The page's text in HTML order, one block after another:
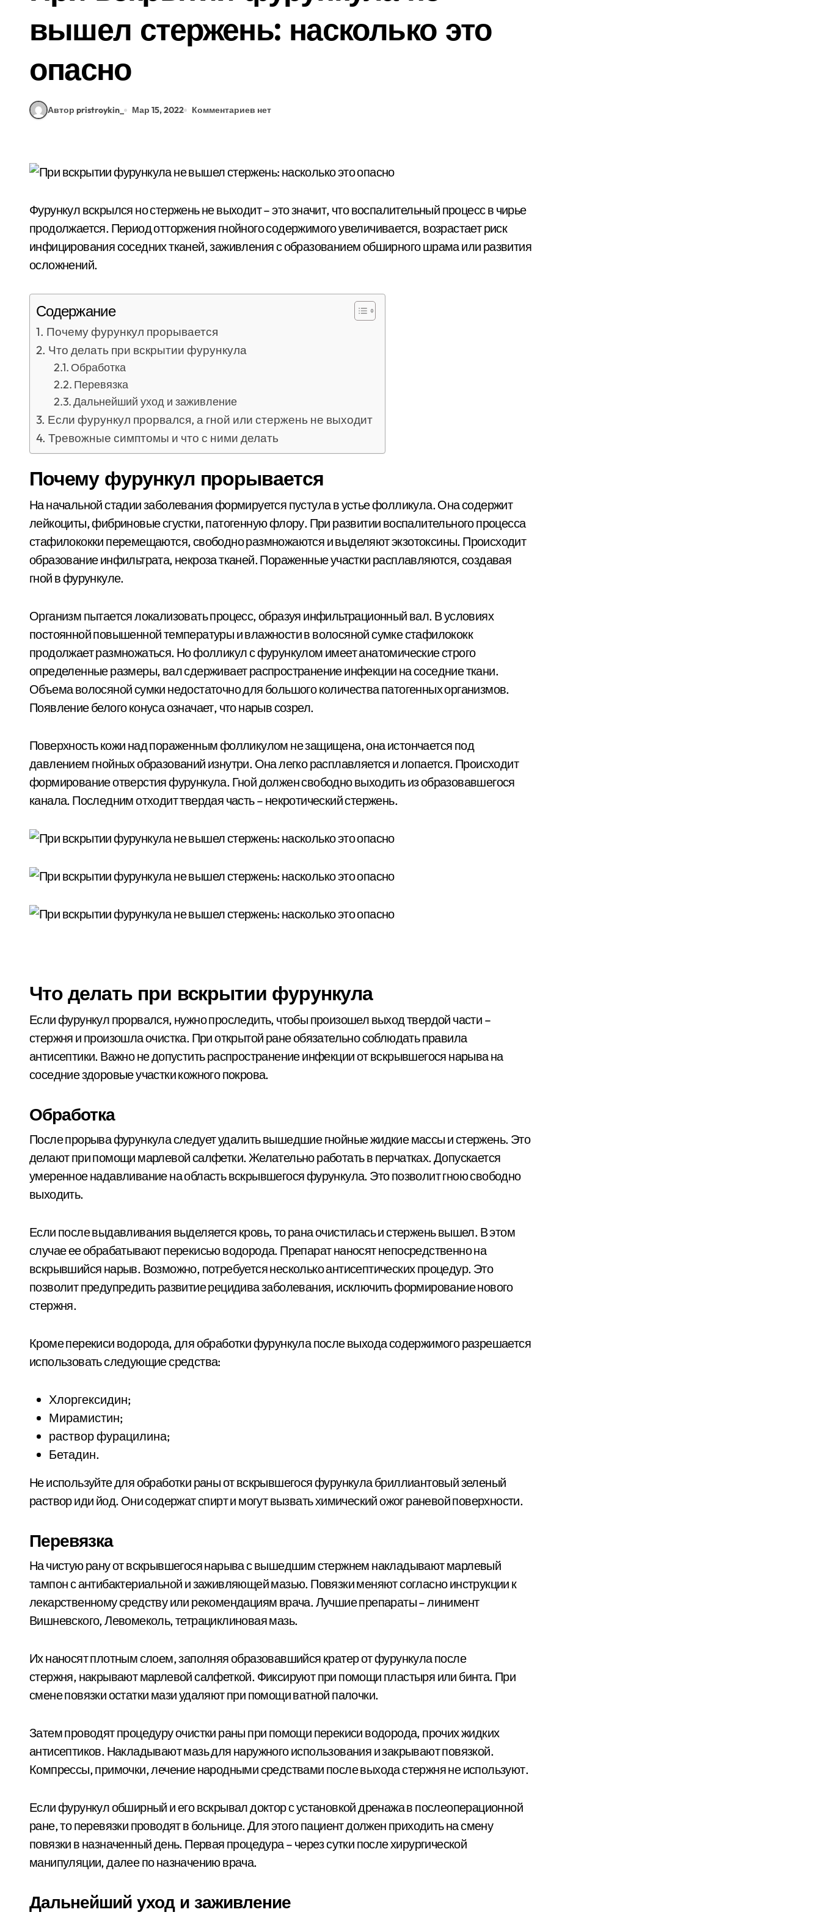
вышел стержень: насколько это
опасно
Автор pristroykin_ Мар 15, 2022 Комментариев нет
Фурункул вскрылся но стержень не выходит – это значит, что воспалительный процесс в чирье
продолжается. Период отторжения гнойного содержимого увеличивается, возрастает риск
инфицирования соседних тканей, заживления с образованием обширного шрама или развития
осложнений.
Содержание
Почему фурункул прорывается
Что делать при вскрытии фурункула
Обработка
Перевязка
Дальнейший уход и заживление
Если фурункул прорвался, а гной или стержень не выходит
Тревожные симптомы и что с ними делать
Почему фурункул прорывается
На начальной стадии заболевания формируется пустула в устье фолликула. Она содержит
лейкоциты, фибриновые сгустки, патогенную флору. При развитии воспалительного процесса
стафилококки перемещаются, свободно размножаются и выделяют экзотоксины. Происходит
образование инфильтрата, некроза тканей. Пораженные участки расплавляются, создавая
гной в фурункуле.
Организм пытается локализовать процесс, образуя инфильтрационный вал. В условиях
постоянной повышенной температуры и влажности в волосяной сумке стафилококк
продолжает размножаться. Но фолликул с фурункулом имеет анатомические строго
определенные размеры, вал сдерживает распространение инфекции на соседние ткани.
Объема волосяной сумки недостаточно для большого количества патогенных организмов.
Появление белого конуса означает, что нарыв созрел.
Поверхность кожи над пораженным фолликулом не защищена, она истончается под
давлением гнойных образований изнутри. Она легко расплавляется и лопается. Происходит
формирование отверстия фурункула. Гной должен свободно выходить из образовавшегося
канала. Последним отходит твердая часть – некротический стержень.
Что делать при вскрытии фурункула
Если фурункул прорвался, нужно проследить, чтобы произошел выход твердой части –
стержня и произошла очистка. При открытой ране обязательно соблюдать правила
антисептики. Важно не допустить распространение инфекции от вскрывшегося нарыва на
соседние здоровые участки кожного покрова.
Обработка
После прорыва фурункула следует удалить вышедшие гнойные жидкие массы и стержень. Это
делают при помощи марлевой салфетки. Желательно работать в перчатках. Допускается
умеренное надавливание на область вскрывшегося фурункула. Это позволит гною свободно
выходить.
Если после выдавливания выделяется кровь, то рана очистилась и стержень вышел. В этом
случае ее обрабатывают перекисью водорода. Препарат наносят непосредственно на
вскрывшийся нарыв. Возможно, потребуется несколько антисептических процедур. Это
позволит предупредить развитие рецидива заболевания, исключить формирование нового
стержня.
Кроме перекиси водорода, для обработки фурункула после выхода содержимого разрешается
использовать следующие средства:
Хлоргексидин;
Мирамистин;
раствор фурацилина;
Бетадин.
Не используйте для обработки раны от вскрывшегося фурункула бриллиантовый зеленый
раствор иди йод. Они содержат спирт и могут вызвать химический ожог раневой поверхности.
Перевязка
На чистую рану от вскрывшегося нарыва с вышедшим стержнем накладывают марлевый
тампон с антибактериальной и заживляющей мазью. Повязки меняют согласно инструкции к
лекарственному средству или рекомендациям врача. Лучшие препараты – линимент
Вишневского, Левомеколь, тетрациклиновая мазь.
Их наносят плотным слоем, заполняя образовавшийся кратер от фурункула после
стержня, накрывают марлевой салфеткой. Фиксируют при помощи пластыря или бинта. При
смене повязки остатки мази удаляют при помощи ватной палочки.
Затем проводят процедуру очистки раны при помощи перекиси водорода, прочих жидких
антисептиков. Накладывают мазь для наружного использования и закрывают повязкой.
Компрессы, примочки, лечение народными средствами после выхода стержня не используют.
Если фурункул обширный и его вскрывал доктор с установкой дренажа в послеоперационной
ране, то перевязки проводят в больнице. Для этого пациент должен приходить на смену
повязки в назначенный день. Первая процедура – через сутки после хирургической
манипуляции, далее по назначению врача.
Дальнейший уход и заживление